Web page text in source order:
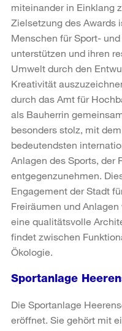
miteinander in Einklang
Zielsetzung des Awards
Menschen für Sport-
unterstützen und ihren
Umwelt durch den
Kreativität
durch das Amt für
als Bauherrin
besonders stolz, mit
bedeutendsten
Anlagen des Sports, der
entgegenzunehmen.
Engagement der Stadt
Freiräumen und
eine qualitätsvolle
findet zwischen
Ökologie.
Sportanlage
Die Sportanlage
eröffnet. Sie gehört mit